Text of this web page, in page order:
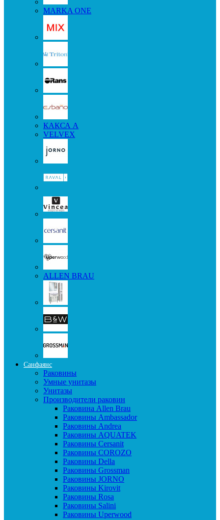
MARKA ONE
КАКСА А
VELVEX
ALLEN BRAU
Санфаянс
Раковины
Умные унитазы
Унитазы
Производители раковин
Раковина Allen Brau
Раковины Ambassador
Раковины Andrea
Раковины AQUATEK
Раковины Cersanit
Раковины COROZO
Раковины Della
Раковины Grossman
Раковины JORNO
Раковины Kirovit
Раковины Rosa
Раковины Salini
Раковины Uperwood